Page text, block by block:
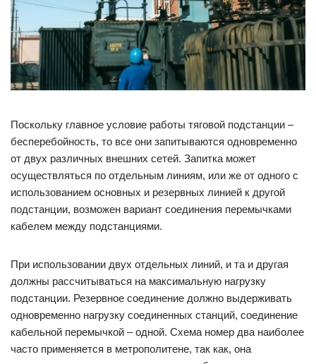
Поскольку главное условие работы тяговой подстанции –
бесперебойность, то все они запитываются одновременно
от двух различных внешних сетей. Запитка может
осуществляться по отдельным линиям, или же от одного с
использованием основных и резервных линией к другой
подстанции, возможен вариант соединения перемычками
кабелем между подстанциями.
При использовании двух отдельных линий, и та и другая
должны рассчитываться на максимальную нагрузку
подстанции. Резервное соединение должно выдерживать
одновременно нагрузку соединенных станций, соединение
кабельной перемычкой – одной. Схема номер два наиболее
часто применяется в метрополитене, так как, она